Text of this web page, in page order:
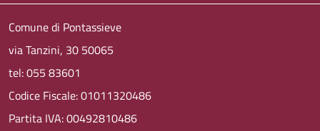
Comune di Pontassieve
via Tanzini, 30 50065
tel: 055 83601
Codice Fiscale: 01011320486
Partita IVA: 00492810486